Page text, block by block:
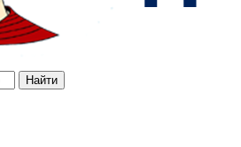
Найти